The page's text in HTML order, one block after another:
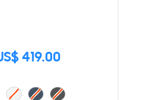
419.00